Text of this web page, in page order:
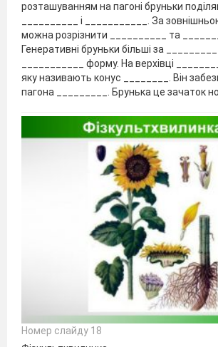
розташуванням на пагоні бруньки
__________ і ___________. За
можна розрізнити __________ та
Генеративні бруньки більші за
___________ форму. На верхівці
яку називають конус ________. Він
пагона _________. Брунька це зачаток
Номер слайду 18